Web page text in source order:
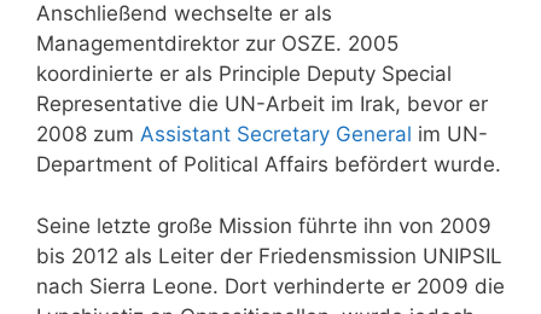
Anschließend wechselte er als
Managementdirektor zur OSZE. 2005
koordinierte er als Principle Deputy Special
Representative die UN-Arbeit im Irak, bevor er
2008 zum Assistant Secretary General im UN-
Department of Political Affairs befördert wurde.
Seine letzte große Mission führte ihn von 2009
bis 2012 als Leiter der Friedensmission UNIPSIL
nach Sierra Leone. Dort verhinderte er 2009 die